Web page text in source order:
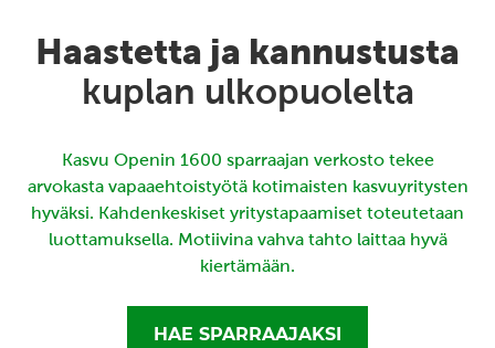
Haastetta ja kannustusta
kuplan ulkopuolelta
Kasvu Openin 1600 sparraajan verkosto tekee
arvokasta vapaaehtoistyötä kotimaisten kasvuyritysten
hyväksi. Kahdenkeskiset yritystapaamiset toteutetaan
luottamuksella. Motiivina vahva tahto laittaa hyvä
kiertämään.
HAE SPARRAAJAKSI